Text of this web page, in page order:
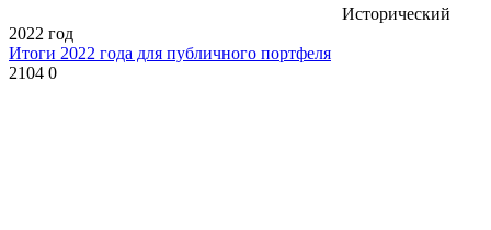
Исторический
2022 год
Итоги 2022 года для публичного портфеля
2104 0